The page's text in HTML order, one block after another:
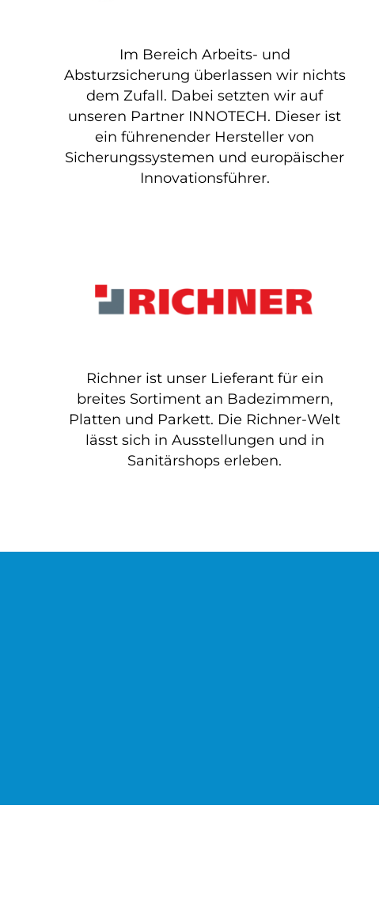
Im Bereich Arbeits- und
Absturzsicherung überlassen wir nichts
dem Zufall. Dabei setzten wir auf
unseren Partner INNOTECH. Dieser ist
ein führenender Hersteller von
Sicherungssystemen und europäischer
Innovationsführer.
Richner ist unser Lieferant für ein
breites Sortiment an Badezimmern,
Platten und Parkett. Die Richner-Welt
lässt sich in Ausstellungen und in
Sanitärshops erleben.